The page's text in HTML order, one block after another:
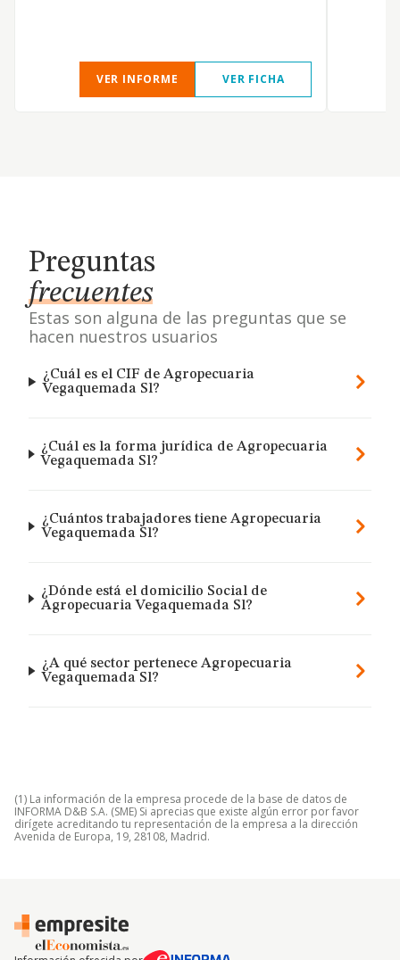
VER INFORME VER FICHA
Preguntas
frecuentes
Estas son alguna de las preguntas que se
hacen nuestros usuarios
¿Cuál es el CIF de Agropecuaria
Vegaquemada Sl?
¿Cuál es la forma jurídica de Agropecuaria
Vegaquemada Sl?
¿Cuántos trabajadores tiene Agropecuaria
Vegaquemada Sl?
¿Dónde está el domicilio Social de
Agropecuaria Vegaquemada Sl?
¿A qué sector pertenece Agropecuaria
Vegaquemada Sl?
(1) La información de la empresa procede de la base de datos de
INFORMA D&B S.A. (SME) Si aprecias que existe algún error por favor
dirígete acreditando tu representación de la empresa a la dirección
Avenida de Europa, 19, 28108, Madrid.